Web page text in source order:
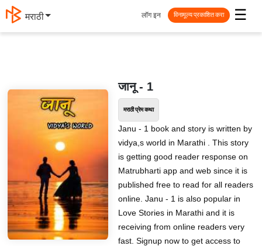
मराठी ☰
लॉग इन विनामूल्य प्रकाशित करा
जानू - 1
मराठी प्रेम कथा
Janu - 1 book and story is written by
vidya,s world in Marathi . This story
is getting good reader response on
Matrubharti app and web since it is
published free to read for all readers
online. Janu - 1 is also popular in
Love Stories in Marathi and it is
receiving from online readers very
fast. Signup now to get access to